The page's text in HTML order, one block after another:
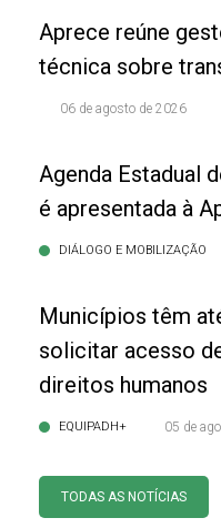
Aprece reúne
técnica sobre
06 de agosto de 2026
Agenda Estadual
é apresentada à
DIÁLOGO E MOBILIZAÇÃO
Municípios têm
solicitar acesso
direitos humanos
EQUIPADH+ 05 de
TODAS AS NOTÍCIAS